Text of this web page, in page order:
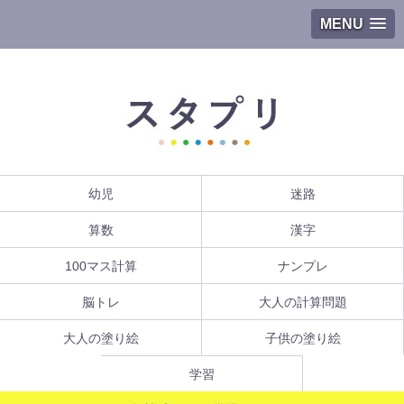
MENU
幼児 迷路
算数 漢字
100マス計算 ナンプレ
脳トレ 大人の計算問題
大人の塗り絵 子供の塗り絵
学習